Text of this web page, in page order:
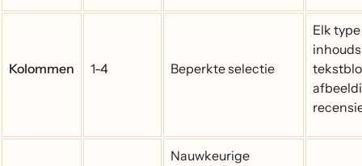
Kolommen 1-4 Beperkte selectie
Elk type
Nauwkeurige